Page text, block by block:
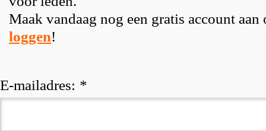
Maak vandaag nog een gratis account
loggen!
E-mailadres: *